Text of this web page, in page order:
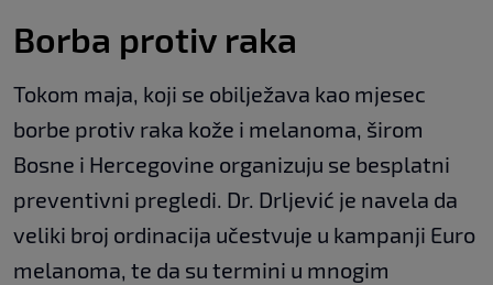
Borba protiv raka
Tokom maja, koji se obilježava kao mjesec
borbe protiv raka kože i melanoma, širom
Bosne i Hercegovine organizuju se besplatni
preventivni pregledi. Dr. Drljević je navela da
veliki broj ordinacija učestvuje u kampanji Euro
melanoma, te da su termini u mnogim